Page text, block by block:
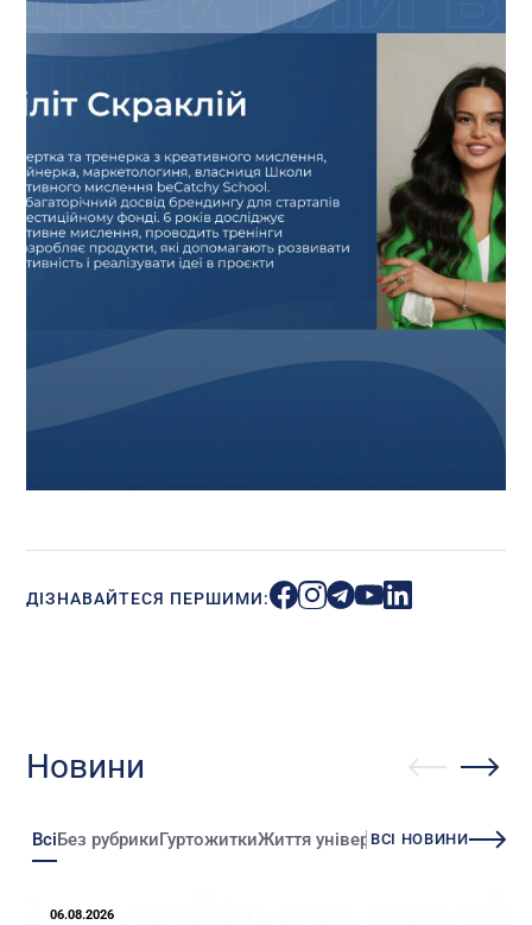
ДІЗНАВАЙТЕСЯ ПЕРШИМИ:
Новини
ВсіБез рубрикиГуртожиткиЖиття університетуЗміни
ВСІ НОВИНИ
06.08.2026